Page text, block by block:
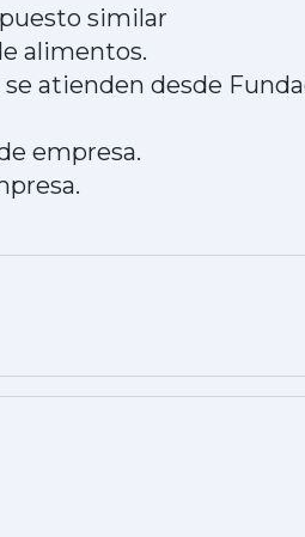
similar
alimentos.
atienden desde
empresa.